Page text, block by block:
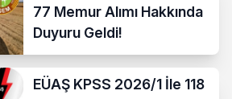
77 Memur Alımı Hakkında
Duyuru Geldi!
EÜAŞ KPSS 2026/1 İle 118